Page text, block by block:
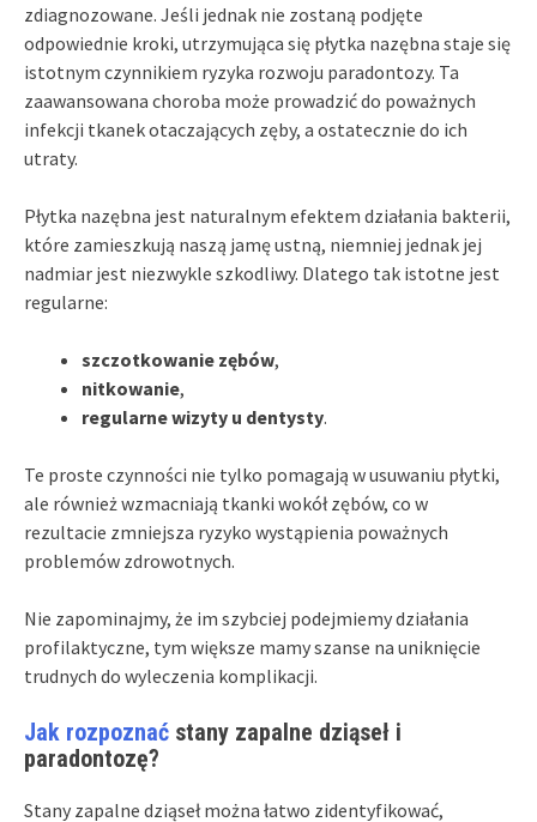
zdiagnozowane. Jeśli jednak nie zostaną podjęte
odpowiednie kroki, utrzymująca się płytka nazębna staje się
istotnym czynnikiem ryzyka rozwoju paradontozy. Ta
zaawansowana choroba może prowadzić do poważnych
infekcji tkanek otaczających zęby, a ostatecznie do ich
utraty.
Płytka nazębna jest naturalnym efektem działania bakterii,
które zamieszkują naszą jamę ustną, niemniej jednak jej
nadmiar jest niezwykle szkodliwy. Dlatego tak istotne jest
regularne:
szczotkowanie zębów,
nitkowanie,
regularne wizyty u dentysty.
Te proste czynności nie tylko pomagają w usuwaniu płytki,
ale również wzmacniają tkanki wokół zębów, co w
rezultacie zmniejsza ryzyko wystąpienia poważnych
problemów zdrowotnych.
Nie zapominajmy, że im szybciej podejmiemy działania
profilaktyczne, tym większe mamy szanse na uniknięcie
trudnych do wyleczenia komplikacji.
Jak rozpoznać stany zapalne dziąseł i
paradontozę?
Stany zapalne dziąseł można łatwo zidentyfikować,